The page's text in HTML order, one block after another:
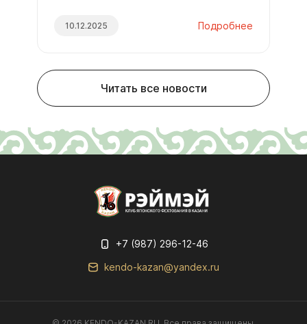
10.12.2025 Подробнее
Читать все новости
+7 (987) 296-12-46
kendo-kazan@yandex.ru